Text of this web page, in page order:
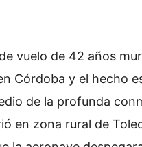
vuelo de 42 años
Córdoba y el hecho
de la profunda
en zona rural de